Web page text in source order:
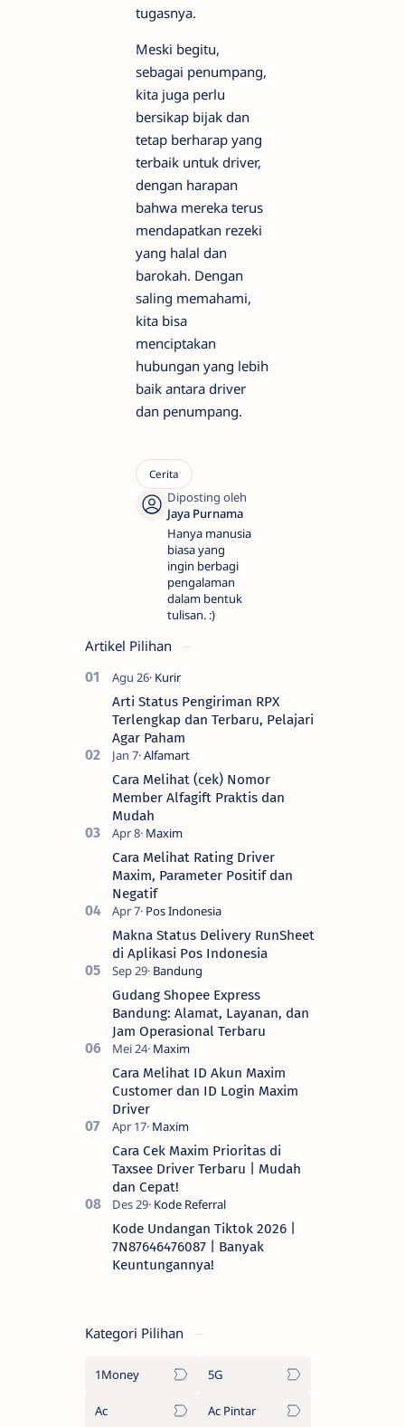
tugasnya.
Meski begitu,
sebagai penumpang,
kita juga perlu
bersikap bijak dan
tetap berharap yang
terbaik untuk driver,
dengan harapan
bahwa mereka terus
mendapatkan rezeki
yang halal dan
barokah. Dengan
saling memahami,
kita bisa
menciptakan
hubungan yang lebih
baik antara driver
dan penumpang.
Hanya manusia
biasa yang
ingin berbagi
pengalaman
dalam bentuk
tulisan. :)
Artikel Pilihan
Arti Status Pengiriman RPX
Terlengkap dan Terbaru, Pelajari
Agar Paham
Cara Melihat (cek) Nomor
Member Alfagift Praktis dan
Mudah
Cara Melihat Rating Driver
Maxim, Parameter Positif dan
Negatif
Makna Status Delivery RunSheet
di Aplikasi Pos Indonesia
Gudang Shopee Express
Bandung: Alamat, Layanan, dan
Jam Operasional Terbaru
Cara Melihat ID Akun Maxim
Customer dan ID Login Maxim
Driver
Cara Cek Maxim Prioritas di
Taxsee Driver Terbaru | Mudah
dan Cepat!
Kode Undangan Tiktok 2026 |
7N87646476087 | Banyak
Keuntungannya!
Kategori Pilihan
1Money 5G
Ac Ac Pintar